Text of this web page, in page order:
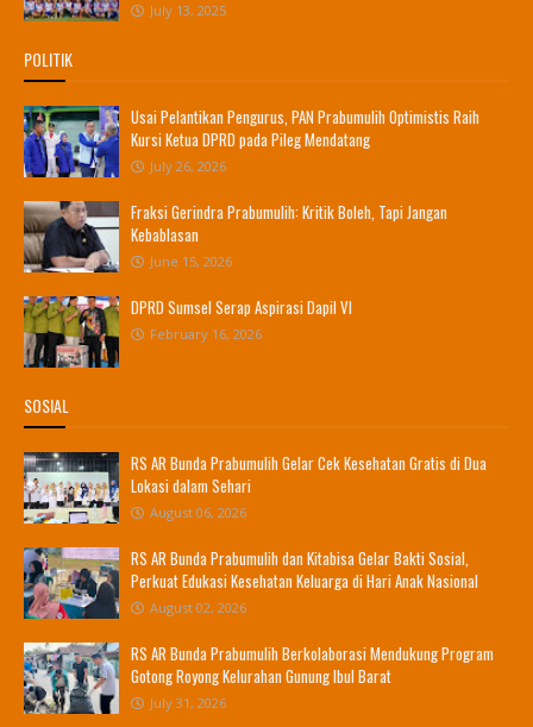
July 13, 2025
POLITIK
Usai Pelantikan Pengurus, PAN Prabumulih Optimistis Raih
Kursi Ketua DPRD pada Pileg Mendatang
July 26, 2026
Fraksi Gerindra Prabumulih: Kritik Boleh, Tapi Jangan
Kebablasan
June 15, 2026
DPRD Sumsel Serap Aspirasi Dapil VI
February 16, 2026
SOSIAL
RS AR Bunda Prabumulih Gelar Cek Kesehatan Gratis di Dua
Lokasi dalam Sehari
August 06, 2026
RS AR Bunda Prabumulih dan Kitabisa Gelar Bakti Sosial,
Perkuat Edukasi Kesehatan Keluarga di Hari Anak Nasional
August 02, 2026
RS AR Bunda Prabumulih Berkolaborasi Mendukung Program
Gotong Royong Kelurahan Gunung Ibul Barat
July 31, 2026